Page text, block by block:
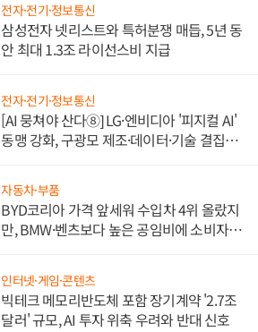
전자·전기·정보통신
삼성전자 넷리스트와 특허분쟁 매듭, 5년 동
안 최대 1.3조 라이선스비 지급
전자·전기·정보통신
[AI 뭉쳐야 산다⑧] LG·엔비디아 '피지컬 AI'
동맹 강화, 구광모 제조·데이터·기술 결집
자동차·부품
BYD코리아 가격 앞세워 수입차 4위 올랐지
만, BMW·벤츠보다 높은 공임비에 소비자
인터넷·게임·콘텐츠
빅테크 메모리반도체 포함 장기계약 '2.7조
달러' 규모, AI 투자 위축 우려와 반대 신호